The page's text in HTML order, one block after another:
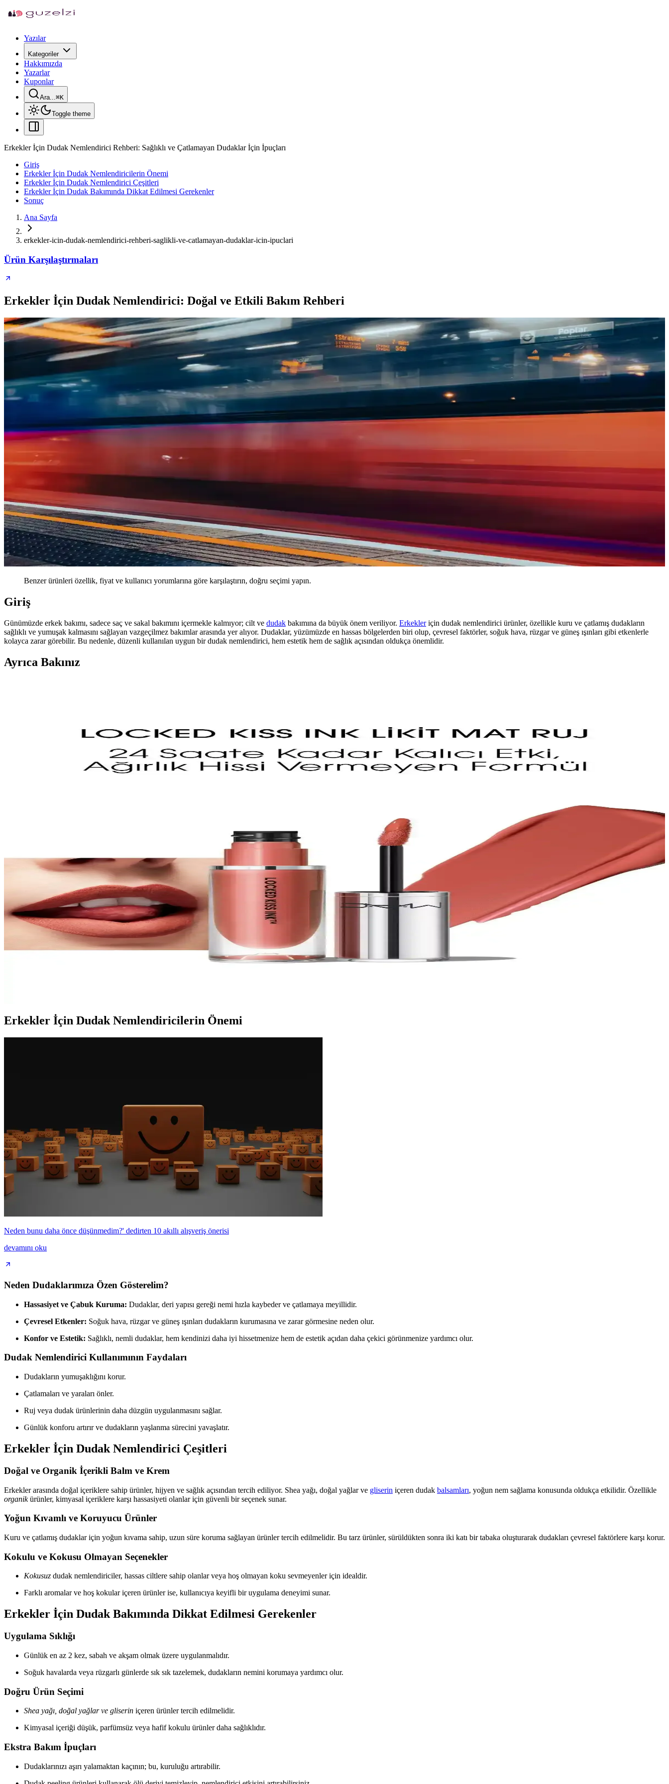
Yazılar
Kategoriler
Hakkımızda
Yazarlar
Kuponlar
Ara...⌘K
Toggle theme
Erkekler İçin Dudak Nemlendirici Rehberi: Sağlıklı ve Çatlamayan Dudaklar İçin İpuçları
Giriş
Erkekler İçin Dudak Nemlendiricilerin Önemi
Erkekler İçin Dudak Nemlendirici Çeşitleri
Erkekler İçin Dudak Bakımında Dikkat Edilmesi Gerekenler
Sonuç
Ana Sayfa
erkekler-icin-dudak-nemlendirici-rehberi-saglikli-ve-catlamayan-dudaklar-icin-ipuclari
Ürün Karşılaştırmaları
Erkekler İçin Dudak Nemlendirici: Doğal ve Etkili Bakım Rehberi
Benzer ürünleri özellik, fiyat ve kullanıcı yorumlarına göre karşılaştırın, doğru seçimi yapın.
Giriş
Günümüzde erkek bakımı, sadece saç ve sakal bakımını içermekle kalmıyor; cilt ve dudak bakımına da büyük önem veriliyor. Erkekleriçin dudak nemlendirici ürünler, özellikle kuru ve çatlamış dudakların
sağlıklı ve yumuşak kalmasını sağlayan vazgeçilmez bakımlar arasında yer alıyor. Dudaklar, yüzümüzde en hassas bölgelerden biri olup, çevresel faktörler, soğuk hava, rüzgar ve güneş ışınları gibi etkenlerle
kolayca zarar görebilir. Bu nedenle, düzenli kullanılan uygun bir dudak nemlendirici, hem estetik hem de sağlık açısından oldukça önemlidir.
Ayrıca Bakınız
Lancome Juicy Tubes Nemlendirici Lip Gloss İncelemesi ve Kullanıcı Deneyimleri
Lancome Juicy Tubes, 20 yılı aşkın süredir popüler olan, parlaklık ve dolgunluk sağlayan, mor renk seçeneğiyle dudaklara canlılık katan nemlendirici lip gloss ürünüdür. Kullanımı kolay ve taşınabilir tasarımıyla
2025-2026 dudak bakımı trendleri, organik içerikler, renkli ve parlak balsamlar ile doğal güzellik ve nemlendirme ön planda. En iyi ürünler ve kullanım önerileri burada.
Dudak Renginin Uzun Süre Kalıcı Olması İçin Bilmeniz Gerekenler ve Uygulama İpuçları
Dudak makyajında renk kalıcılığı için ürün seçimi, bakım ve uygulama teknikleri hakkında detaylı bilgiler. Uzun süre taze ve doğal dudak görünümü sağlamak için ipuçları.
Günlük Kullanım İçin Kalıcı Rujlar: Uzun Süre Dayanan Makyajın Anahtarı
Günlük makyajda kalıcı rujlar, yüksek pigmentli formüller ve doğru uygulama teknikleriyle uzun süre taze ve canlı kalmanızı sağlar. Dudak bakımı ve tazeleme ipuçlarıyla makyajınızda fark yaratın.
Missha Lip Tint: Uygun Fiyatlı ve Güvenilir Kore Kozmetik Dudak Rengi Ürünü
Missha Lip Tint, uygun fiyatlı ve yüksek kaliteli Kore kozmetik markası ile doğal ve canlı dudak görünümü sunar, kalıcılığı ve nemlendirici özellikleriyle günlük kullanım için idealdir.
Erkekler İçin Dudak Nemlendiricilerin Önemi
Neden bunu daha önce düşünmedim?' dedirten 10 akıllı alışveriş önerisi
devamını oku
Neden Dudaklarımıza Özen Gösterelim?
Hassasiyet ve Çabuk Kuruma: Dudaklar, deri yapısı gereği nemi hızla kaybeder ve çatlamaya meyillidir.
Çevresel Etkenler: Soğuk hava, rüzgar ve güneş ışınları dudakların kurumasına ve zarar görmesine neden olur.
Konfor ve Estetik: Sağlıklı, nemli dudaklar, hem kendinizi daha iyi hissetmenize hem de estetik açıdan daha çekici görünmenize yardımcı olur.
Dudak Nemlendirici Kullanımının Faydaları
Dudakların yumuşaklığını korur.
Çatlamaları ve yaraları önler.
Ruj veya dudak ürünlerinin daha düzgün uygulanmasını sağlar.
Günlük konforu artırır ve dudakların yaşlanma sürecini yavaşlatır.
Erkekler İçin Dudak Nemlendirici Çeşitleri
Doğal ve Organik İçerikli Balm ve Krem
Erkekler arasında doğal içeriklere sahip ürünler, hijyen ve sağlık açısından tercih ediliyor. Shea yağı, doğal yağlar ve gliserin içeren dudak balsamları, yoğun nem sağlama konusunda oldukça etkilidir. Özellikle
organikürünler, kimyasal içeriklere karşı hassasiyeti olanlar için güvenli bir seçenek sunar.
Yoğun Kıvamlı ve Koruyucu Ürünler
Kuru ve çatlamış dudaklar için yoğun kıvama sahip, uzun süre koruma sağlayan ürünler tercih edilmelidir. Bu tarz ürünler, sürüldükten sonra iki katı bir tabaka oluşturarak dudakları çevresel faktörlere karşı korur.
Kokulu ve Kokusu Olmayan Seçenekler
Kokusuz dudak nemlendiriciler, hassas ciltlere sahip olanlar veya hoş olmayan koku sevmeyenler için idealdir.
Farklı aromalar ve hoş kokular içeren ürünler ise, kullanıcıya keyifli bir uygulama deneyimi sunar.
Erkekler İçin Dudak Bakımında Dikkat Edilmesi Gerekenler
Uygulama Sıklığı
Günlük en az 2 kez, sabah ve akşam olmak üzere uygulanmalıdır.
Soğuk havalarda veya rüzgarlı günlerde sık sık tazelemek, dudakların nemini korumaya yardımcı olur.
Doğru Ürün Seçimi
Shea yağı, doğal yağlar ve gliserin içeren ürünler tercih edilmelidir.
Kimyasal içeriği düşük, parfümsüz veya hafif kokulu ürünler daha sağlıklıdır.
Ekstra Bakım İpuçları
Dudaklarınızı aşırı yalamaktan kaçının; bu, kuruluğu artırabilir.